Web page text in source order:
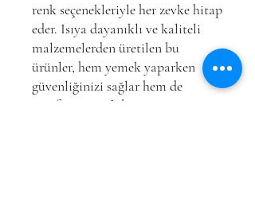
renk seçenekleriyle her zevke hitap
eder. Isıya dayanıklı ve kaliteli
malzemelerden üretilen bu
ürünler, hem yemek yaparken
güvenliğinizi sağlar hem de
mutfağınıza şık bir görünüm